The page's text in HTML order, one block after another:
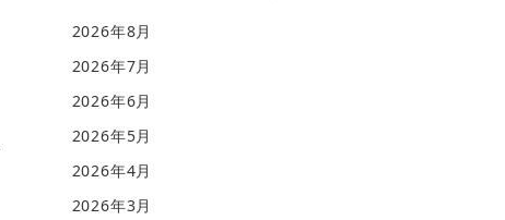
2026年8月
2026年7月
2026年6月
2026年5月
2026年4月
2026年3月